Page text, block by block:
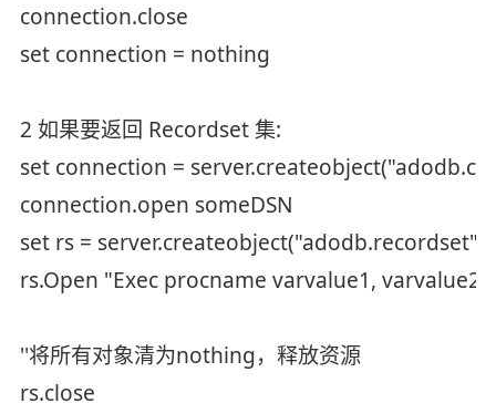
connection.close
set connection = nothing
2 如果要返回 Recordset 集:
set connection =
connection.open someDSN
set rs = server.createobject("adodb.recordset")
rs.Open "Exec procname varvalue1,
''将所有对象清为nothing，释放资源
rs.close